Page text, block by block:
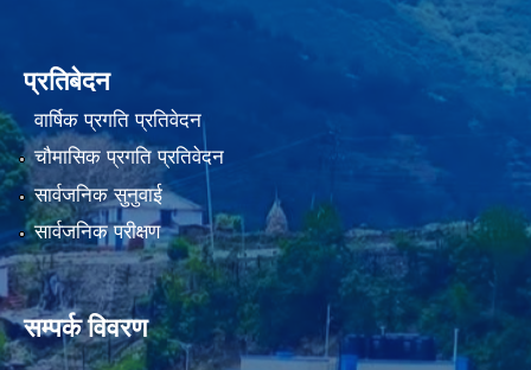
प्रतिबेदन
वार्षिक प्रगति प्रतिवेदन
चौमासिक प्रगति प्रतिवेदन
सार्वजनिक सुनुवाई
सार्वजनिक परीक्षण
सम्पर्क विवरण